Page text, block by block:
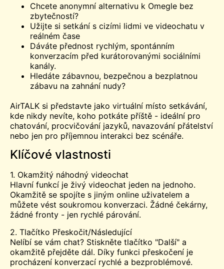
Chcete anonymní alternativu k Omegle bez
zbytečností?
Užijte si setkání s cizími lidmi ve videochatu v
reálném čase
Dáváte přednost rychlým, spontánním
konverzacím před kurátorovanými sociálními
kanály.
Hledáte zábavnou, bezpečnou a bezplatnou
zábavu na zahnání nudy?
AirTALK si představte jako virtuální místo setkávání,
kde nikdy nevíte, koho potkáte příště - ideální pro
chatování, procvičování jazyků, navazování přátelství
nebo jen pro příjemnou interakci bez scénáře.
Klíčové vlastnosti
1. Okamžitý náhodný videochat
Hlavní funkcí je živý videochat jeden na jednoho.
Okamžitě se spojíte s jiným online uživatelem a
můžete vést soukromou konverzaci. Žádné čekárny,
žádné fronty - jen rychlé párování.
2. Tlačítko Přeskočit/Následující
Nelíbí se vám chat? Stiskněte tlačítko "Další" a
okamžitě přejděte dál. Díky funkci přeskočení je
procházení konverzací rychlé a bezproblémové.